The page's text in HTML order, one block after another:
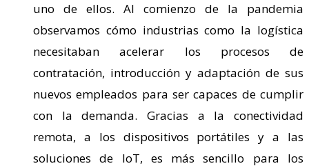
uno de ellos. Al comienzo de la pandemia
observamos cómo industrias como la logística
necesitaban acelerar los procesos de
contratación, introducción y adaptación de sus
nuevos empleados para ser capaces de cumplir
con la demanda. Gracias a la conectividad
remota, a los dispositivos portátiles y a las
soluciones de IoT, es más sencillo para los